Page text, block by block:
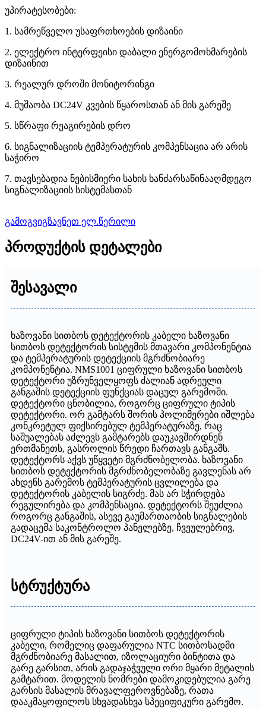
უპირატესობები:
1. სამრეწველო უსაფრთხოების დიზაინი
2. ელექტრო ინტერფეისი დაბალი ენერგომოხმარების
დიზაინით
3. რეალურ დროში მონიტორინგი
4. მუშაობა DC24V კვების წყაროსთან ან მის გარეშე
5. სწრაფი რეაგირების დრო
6. სიგნალიზაციის ტემპერატურის კომპენსაცია არ არის
საჭირო
7. თავსებადია ნებისმიერი სახის ხანძარსაწინააღმდეგო
სიგნალიზაციის სისტემასთან
გამოგვიგზავნეთ ელ.წერილი
პროდუქტის დეტალები
შესავალი
ხაზოვანი სითბოს დეტექტორის კაბელი ხაზოვანი
სითბოს დეტექტორის სისტემის მთავარი კომპონენტია
და ტემპერატურის დეტექციის მგრძნობიარე
კომპონენტია. NMS1001 ციფრული ხაზოვანი სითბოს
დეტექტორი უზრუნველყოფს ძალიან ადრეული
განგაშის დეტექციის ფუნქციას დაცულ გარემოში.
დეტექტორი ცნობილია, როგორც ციფრული ტიპის
დეტექტორი. ორ გამტარს შორის პოლიმერები იშლება
კონკრეტულ ფიქსირებულ ტემპერატურაზე, რაც
საშუალებას აძლევს გამტარებს დაუკავშირდნენ
ერთმანეთს, გასროლის წრედი ჩართავს განგაშს.
დეტექტორს აქვს უწყვეტი მგრძნობელობა. ხაზოვანი
სითბოს დეტექტორის მგრძნობელობაზე გავლენას არ
ახდენს გარემოს ტემპერატურის ცვლილება და
დეტექტორის კაბელის სიგრძე. მას არ სჭირდება
რეგულირება და კომპენსაცია. დეტექტორს შეუძლია
როგორც განგაშის, ასევე გაუმართაობის სიგნალების
გადაცემა საკონტროლო პანელებზე, ჩვეულებრივ,
DC24V-ით ან მის გარეშე.
სტრუქტურა
ციფრული ტიპის ხაზოვანი სითბოს დეტექტორის
კაბელი, რომელიც დაფარულია NTC სითბოსადმი
მგრძნობიარე მასალით, იზოლაციური ბინტითა და
გარე გარსით, არის გადაჯაჭვული ორი მყარი მეტალის
გამტარით. მოდელის ნომრები დამოკიდებულია გარე
გარსის მასალის მრავალფეროვნებაზე, რათა
დააკმაყოფილოს სხვადასხვა სპეციფიკური გარემო.